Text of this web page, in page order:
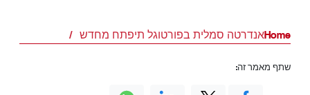
Homeאנדרטה סמלית בפורטוגל תיפתח מחדש
שתף מאמר זה: